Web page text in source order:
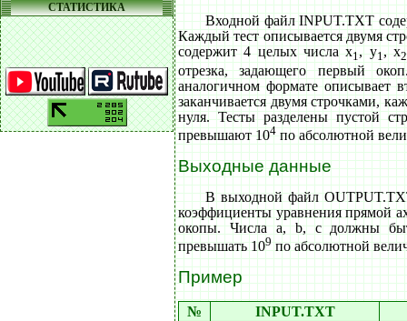
СТАТИСТИКА
Входной файл INPUT.TXT
Каждый тест описывается двумя
содержит 4 целых числа x1, y1, x2
отрезка, задающего первый
аналогичном формате описывает
заканчивается двумя строчками,
нуля. Тесты разделены пустой
превышают 104по абсолютной
Выходные данные
В выходной файл
коэффициенты уравнения прямой
окопы. Числа a, b, c должны
превышать 109по абсолютной
Пример
№ INPUT.TXT